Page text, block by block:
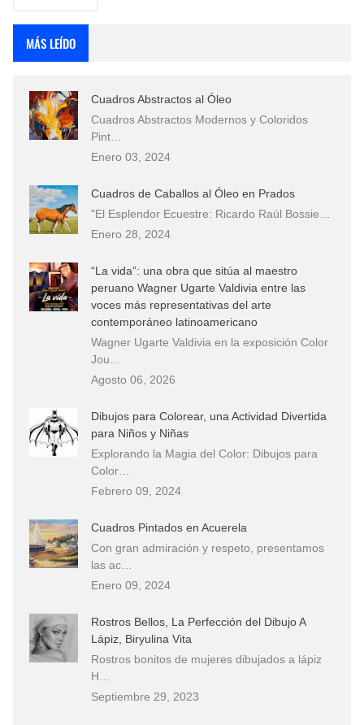
MÁS LEÍDO
Cuadros Abstractos al Óleo
Cuadros Abstractos Modernos y Coloridos
Pint…
Enero 03, 2024
Cuadros de Caballos al Óleo en Prados
"El Esplendor Ecuestre: Ricardo Raúl Bossie…
Enero 28, 2024
“La vida”: una obra que sitúa al maestro
peruano Wagner Ugarte Valdivia entre las
voces más representativas del arte
contemporáneo latinoamericano
Wagner Ugarte Valdivia en la exposición Color
Jou…
Agosto 06, 2026
Dibujos para Colorear, una Actividad Divertida
para Niños y Niñas
Explorando la Magia del Color: Dibujos para
Color…
Febrero 09, 2024
Cuadros Pintados en Acuerela
Con gran admiración y respeto, presentamos
las ac…
Enero 09, 2024
Rostros Bellos, La Perfección del Dibujo A
Lápiz, Biryulina Vita
Rostros bonitos de mujeres dibujados a lápiz
H…
Septiembre 29, 2023